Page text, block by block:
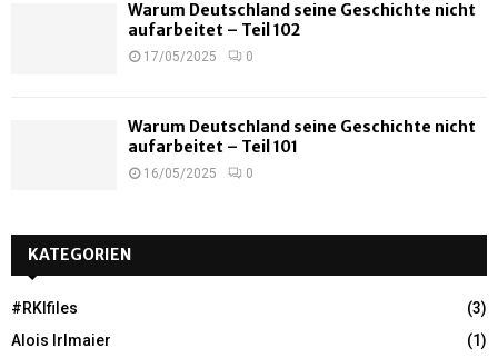
Warum Deutschland seine Geschichte nicht
aufarbeitet – Teil 102
17/05/2025 0
Warum Deutschland seine Geschichte nicht
aufarbeitet – Teil 101
16/05/2025 0
KATEGORIEN
#RKIfiles
(3)
Alois Irlmaier
(1)